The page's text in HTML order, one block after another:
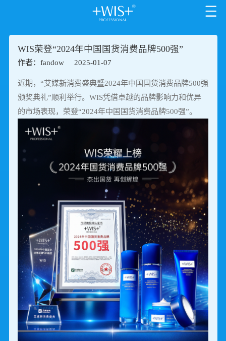
WIS荣登“2024年中国国货消费品牌500强”
作者：fandow 2025-01-07
近期，“艾媒新消费盛典暨2024年中国国货消费品牌500强
颁奖典礼”顺利举行。WIS凭借卓越的品牌影响力和优异
的市场表现，荣登“2024年中国国货消费品牌500强”。